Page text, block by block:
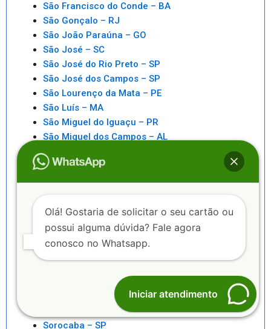
São Francisco do Conde – BA
São Gonçalo – RJ
São João Paraúna – GO
São José – SC
São José do Rio Preto – SP
São José dos Campos – SP
São Lourenço da Mata – PE
São Luís – MA
São Miguel do Iguaçu – PR
São Miguel dos Campos – AL
São Paulo – SP
São Pedro da Aldeia – RJ
São Sebastiao – SP
São Sebastião – AL
Saquarema – RJ
Senhor do Bonfim – BA
Seropédica – RJ
Sete Lagoas – MG
Sorocaba – SP
Olá! Gostaria de solicitar o seu cartão ou
possui alguma dúvida? Fale agora
conosco no Whatsapp.
Iniciar atendimento